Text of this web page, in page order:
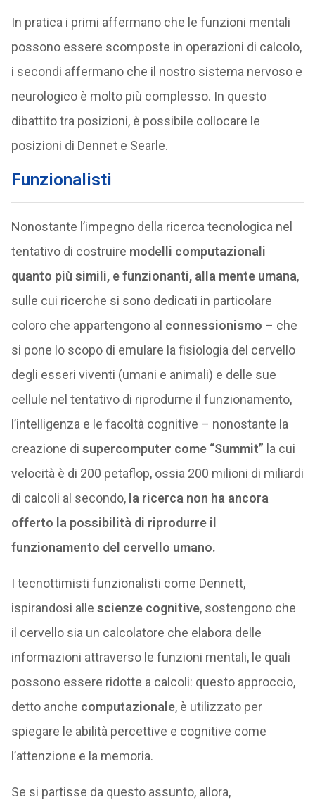
In pratica i primi affermano che le funzioni mentali
possono essere scomposte in operazioni di calcolo,
i secondi affermano che il nostro sistema nervoso e
neurologico è molto più complesso. In questo
dibattito tra posizioni, è possibile collocare le
posizioni di Dennet e Searle.
Funzionalisti
Nonostante l’impegno della ricerca tecnologica nel
tentativo di costruire modelli computazionali
quanto più simili, e funzionanti, alla mente umana,
sulle cui ricerche si sono dedicati in particolare
coloro che appartengono al connessionismo – che
si pone lo scopo di emulare la fisiologia del cervello
degli esseri viventi (umani e animali) e delle sue
cellule nel tentativo di riprodurne il funzionamento,
l’intelligenza e le facoltà cognitive – nonostante la
creazione di supercomputer come “Summit” la cui
velocità è di 200 petaflop, ossia 200 milioni di miliardi
di calcoli al secondo, la ricerca non ha ancora
offerto la possibilità di riprodurre il
funzionamento del cervello umano.
I tecnottimisti funzionalisti come Dennett,
ispirandosi alle scienze cognitive, sostengono che
il cervello sia un calcolatore che elabora delle
informazioni attraverso le funzioni mentali, le quali
possono essere ridotte a calcoli: questo approccio,
detto anche computazionale, è utilizzato per
spiegare le abilità percettive e cognitive come
l’attenzione e la memoria.
Se si partisse da questo assunto, allora,